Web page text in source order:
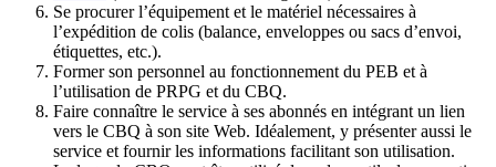
Se procurer l’équipement et le matériel nécessaires à
l’expédition de colis (balance, enveloppes ou sacs d’envoi,
étiquettes, etc.).
Former son personnel au fonctionnement du PEB et à
l’utilisation de PRPG et du CBQ.
Faire connaître le service à ses abonnés en intégrant un lien
vers le CBQ à son site Web. Idéalement, y présenter aussi le
service et fournir les informations facilitant son utilisation.